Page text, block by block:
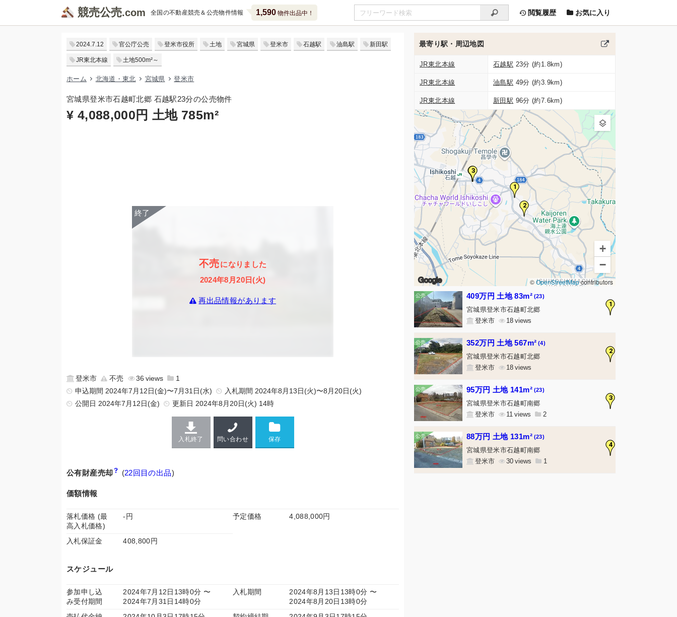
競売公売 全国の不動産競売＆公売物件情報 1,590物件出品中！ 閲覧履歴 お気に入り
2024.7.12 官公庁公売 登米市役所 土地 宮城県 登米市 石越駅 油島駅 新田駅
JR東北本線 土地500m²～
ホーム 北海道・東北 宮城県 登米市
宮城県登米市石越町北郷 石越駅23分の公売物件
¥ 4,088,000円 土地 785m²
不売になりました
2024年8月20日(火)
再出品情報があります
登米市 不売 36
1
申込期間 2024年7月12日(金)〜7月31日(水)
入札期間 2024年8月13日(火)〜8月20日(火)
公開日 2024年7月12日(金) 更新日 2024年8月20日(火) 14時
入札終了 問い合わせ
公有財産売却 (22回目の出品)
価額情報
落札価格 (最
高入札価格)
-円 予定価格 4,088,000円
入札保証金 408,800円
スケジュール
参加申し込
み受付期間
2024年7月12日13時0分 〜
2024年7月31日14時0分
入札期間
2024年8月13日13時0分 〜
2024年8月20日13時0分
最寄り駅・周辺地図
JR東北本線 石越駅 23分 (約1.8km)
JR東北本線 油島駅 49分 (約3.9km)
JR東北本線 新田駅 96分 (約7.6km)
1
2
3
4
Google
+
−
©OpenStreetMapcontributors
1
409万円 土地 83m² (23)
宮城県登米市石越町北郷
登米市
18
2
352万円 土地 567m² (4)
宮城県登米市石越町北郷
登米市
18
3
95万円 土地 141m² (23)
宮城県登米市石越町南郷
登米市
11 2
4
88万円 土地 131m² (23)
宮城県登米市石越町南郷
登米市
30 1